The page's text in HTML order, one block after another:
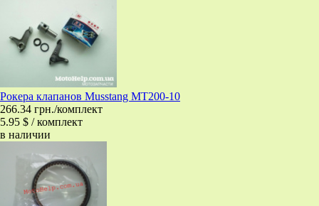
Рокера клапанов Musstang MT200-10
266.34 грн./комплект
5.95 $ / комплект
в наличии